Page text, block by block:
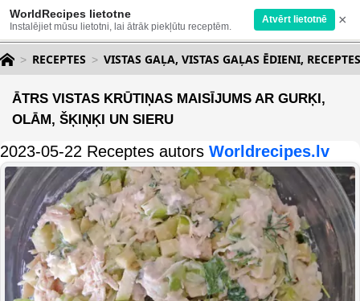
WorldRecipes lietotne
Instalējiet mūsu lietotni, lai ātrāk piekļūtu receptēm.
Atvērt lietotnē ×
RECEPTES VISTAS GAĻA, VISTAS GAĻAS ĒDIENI, RECEPTES
ĀTRS VISTAS KRŪTIŅAS MAISĪJUMS AR GURĶI,
OLĀM, ŠĶIŅĶI UN SIERU
2023-05-22 Receptes autors Worldrecipes.lv